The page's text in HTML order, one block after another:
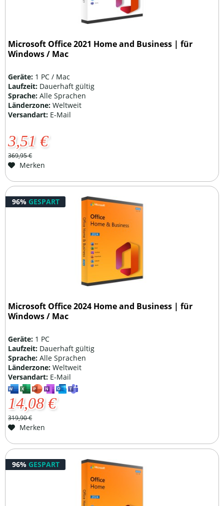
Microsoft Office 2021 Home and Business | für
Windows / Mac
Geräte: 1 PC / Mac
Laufzeit: Dauerhaft gültig
Sprache:Alle Sprachen
Länderzone:Weltweit
Versandart: E-Mail
3,51 €
369,95 €
Merken
96% GESPART
Microsoft Office 2024 Home and Business | für
Windows / Mac
Geräte: 1 PC
Laufzeit: Dauerhaft gültig
Sprache:Alle Sprachen
Länderzone:Weltweit
Versandart: E-Mail
14,08 €
319,90 €
Merken
96% GESPART